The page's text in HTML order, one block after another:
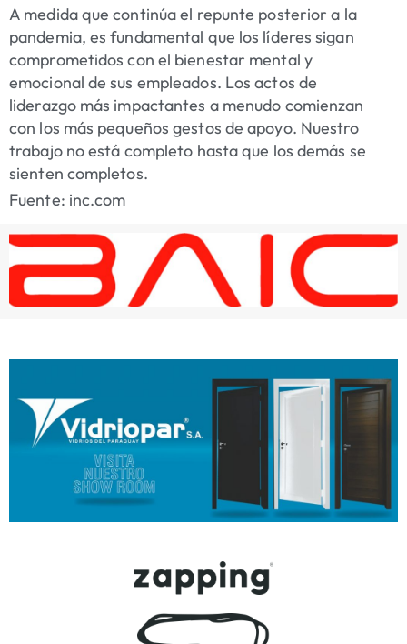
A medida que continúa el repunte posterior a la
pandemia, es fundamental que los líderes sigan
comprometidos con el bienestar mental y
emocional de sus empleados. Los actos de
liderazgo más impactantes a menudo comienzan
con los más pequeños gestos de apoyo. Nuestro
trabajo no está completo hasta que los demás se
sienten completos.
Fuente: inc.com